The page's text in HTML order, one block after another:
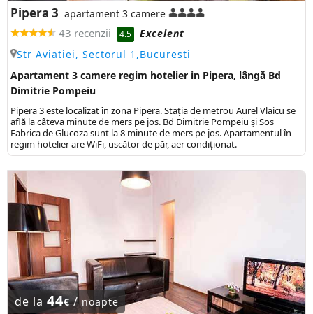
Pipera 3 apartament 3 camere
43 recenzii 4.5
Excelent
Str Aviatiei, Sectorul 1,Bucuresti
Apartament 3 camere regim hotelier in Pipera, lângă Bd
Dimitrie Pompeiu
Pipera 3 este localizat în zona Pipera. Stația de metrou Aurel Vlaicu se
află la câteva minute de mers pe jos. Bd Dimitrie Pompeiu și Sos
Fabrica de Glucoza sunt la 8 minute de mers pe jos. Apartamentul în
regim hotelier are WiFi, uscător de păr, aer condiționat.
de la 44€/noapte